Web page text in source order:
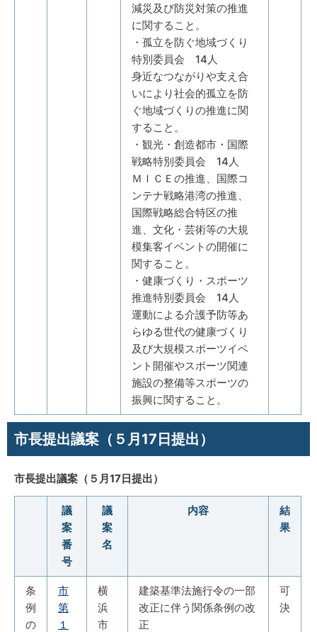
減災及び防災対策の推進
に関すること。
・孤立を防ぐ地域づくり
特別委員会 14人
身近なつながりや支え合
いにより社会的孤立を防
ぐ地域づくりの推進に関
すること。
・観光・創造都市・国際
戦略特別委員会 14人
ＭＩＣＥの推進、国際コ
ンテナ戦略港湾の推進、
国際戦略総合特区の推
進、文化・芸術等の大規
模集客イベントの開催に
関すること。
・健康づくり・スポーツ
推進特別委員会 14人
運動による介護予防等あ
らゆる世代の健康づくり
及び大規模スポーツイベ
ント開催やスポーツ関連
施設の整備等スポーツの
振興に関すること。
市長提出議案（５月17日提出）
市長提出議案（５月17日提出）
議
案
番
号
議
案
名
内容
結
果
条
例
の
市
第
１
横
浜
市
建築基準法施行令の一部
改正に伴う関係条例の改
正
可
決